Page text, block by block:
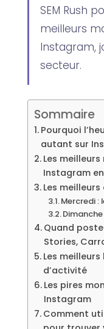
SEM Rush
meilleurs
Instagram,
secteur.
Sommaire
Pourquoi
autant sur
Les
Instagram
Les
Mercredi :
Quand
Stories,
Les
d’activité
Les pires
Instagram
Comment